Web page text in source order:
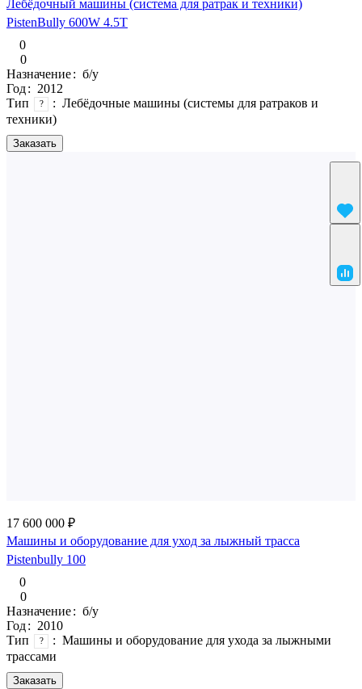
Лебёдочный машины (система для ратрак и техники)
PistenBully 600W 4.5T
0
0
Заказать
Назначение: б/у
Год: 2012
Тип
? : Лебёдочные машины (системы для ратраков и
техники)
17 600 000 ₽
Машины и оборудование для уход за лыжный трасса
Pistenbully 100
0
0
Заказать
Назначение: б/у
Год: 2010
Тип
? : Машины и оборудование для ухода за лыжными
трассами